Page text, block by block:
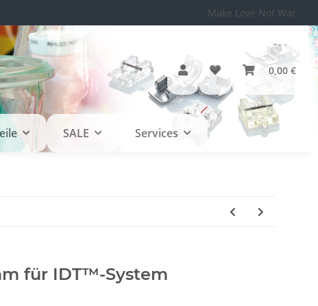
Make Love Not War
0,00 €
SALE Services
für IDT™-System